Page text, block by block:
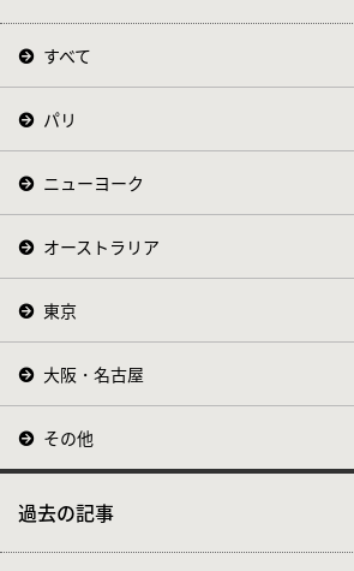
すべて
パリ
ニューヨーク
オーストラリア
東京
大阪・名古屋
その他
過去の記事